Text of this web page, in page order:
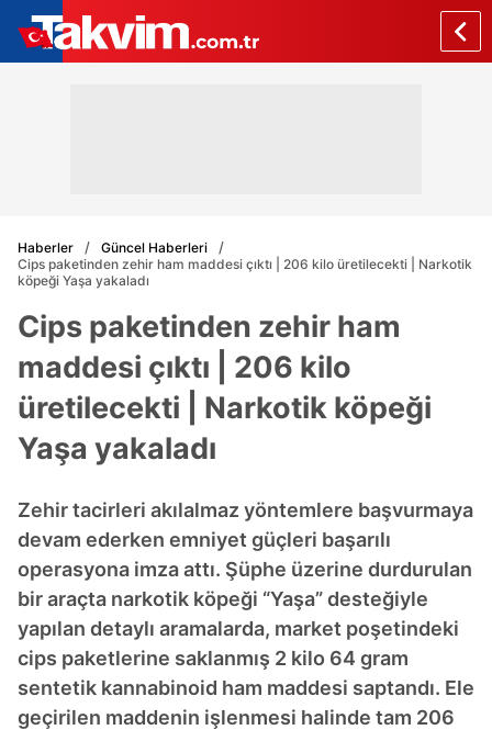
Haberler
Güncel Haberleri
Cips paketinden zehir ham maddesi çıktı | 206 kilo üretilecekti | Narkotik
köpeği Yaşa yakaladı
Cips paketinden zehir ham
maddesi çıktı | 206 kilo
üretilecekti | Narkotik köpeği
Yaşa yakaladı
Zehir tacirleri akılalmaz yöntemlere başvurmaya
devam ederken emniyet güçleri başarılı
operasyona imza attı. Şüphe üzerine durdurulan
bir araçta narkotik köpeği “Yaşa” desteğiyle
yapılan detaylı aramalarda, market poşetindeki
cips paketlerine saklanmış 2 kilo 64 gram
sentetik kannabinoid ham maddesi saptandı. Ele
geçirilen maddenin işlenmesi halinde tam 206